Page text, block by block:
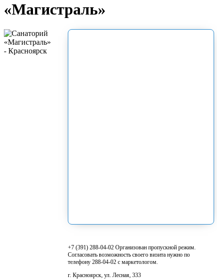
«Магистраль»
+7 (391) 288-04-02 Организован пропускной режим.
Согласовать возможность своего визита нужно по
телефону 288-04-02 с маркетологом.
г. Красноярск, ул. Лесная, 333